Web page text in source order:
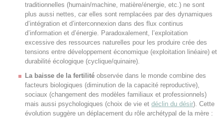
traditionnelles (humain/machine, matière/énergie, etc.) ne sont
plus aussi nettes, car elles sont remplacées par des dynamiques
d’intégration et d’interconnexion dans des flux continus
d’information et d’énergie. Paradoxalement, l’exploitation
excessive des ressources naturelles pour les produire crée des
tensions entre développement économique (exploitation linéaire) et
durabilité écologique (cyclique/quinaire).
La baisse de la fertilité observée dans le monde combine des
facteurs biologiques (diminution de la capacité reproductive),
sociaux (changement des modèles familiaux et professionnels)
mais aussi psychologiques (choix de vie et déclin du désir). Cette
évolution suggère un déplacement du rôle archétypal de la mère :